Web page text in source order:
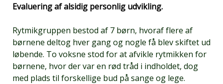
Evaluering af alsidig personlig udvikling.
Rytmikgruppen bestod af 7 børn, hvoraf flere af
børnene deltog hver gang og nogle få blev skiftet ud
løbende. To voksne stod for at afvikle rytmikken for
børnene, hvor der var en rød tråd i indholdet, dog
med plads til forskellige bud på sange og lege.